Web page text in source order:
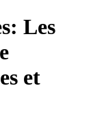
Les
et